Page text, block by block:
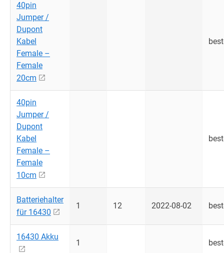
40pin
Jumper /
Dupont
Kabel
Female –
Female
20cm
40pin
Jumper /
Dupont
Kabel
Female –
Female
10cm
Batteriehalter
für 16430
1 12 2022-08-02
16430 Akku
1